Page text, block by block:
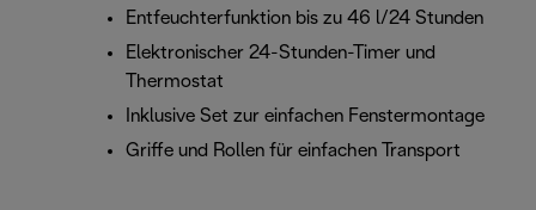
Entfeuchterfunktion bis zu 46 l/24 Stunden
Elektronischer 24-Stunden-Timer und
Thermostat
Inklusive Set zur einfachen Fenstermontage
Griffe und Rollen für einfachen Transport